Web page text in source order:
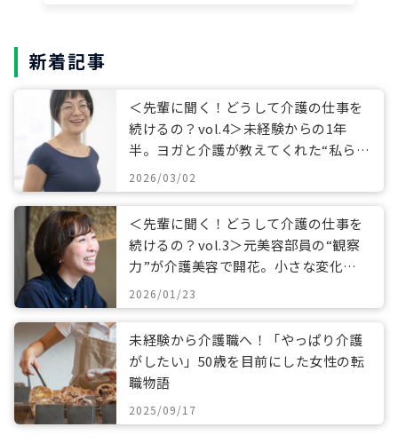
新着記事
＜先輩に聞く！どうして介護の仕事を
続けるの？vol.4＞未経験からの1年
半。ヨガと介護が教えてくれた“私らし
い働き方”
2026/03/02
＜先輩に聞く！どうして介護の仕事を
続けるの？vol.3＞元美容部員の“観察
力”が介護美容で開花。小さな変化に
寄り添うケアとは
2026/01/23
未経験から介護職へ！「やっぱり介護
がしたい」50歳を目前にした女性の転
職物語
2025/09/17